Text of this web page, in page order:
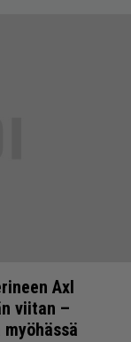
Axl
viitan –